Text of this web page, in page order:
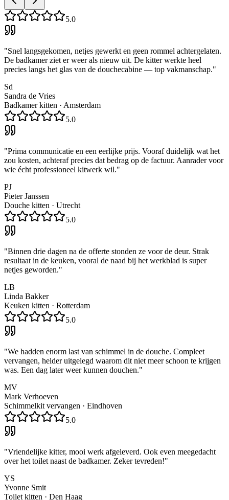
5.0
"Snel langsgekomen, netjes gewerkt en geen rommel achtergelaten.
De badkamer ziet er weer als nieuw uit. De kitter werkte heel
precies langs het glas van de douchecabine — top vakmanschap."
Sd
Sandra de Vries
Badkamer kitten · Amsterdam
5.0
"Prima communicatie en een eerlijke prijs. Vooraf duidelijk wat het
zou kosten, achteraf precies dat bedrag op de factuur. Aanrader voor
wie écht professioneel kitwerk wil."
PJ
Pieter Janssen
Douche kitten · Utrecht
5.0
"Binnen drie dagen na de offerte stonden ze voor de deur. Strak
resultaat in de keuken, vooral de naad bij het werkblad is super
netjes geworden."
LB
Linda Bakker
Keuken kitten · Rotterdam
5.0
"We hadden enorm last van schimmel in de douche. Compleet
vervangen, helder uitgelegd waarom dit niet meer schoon te krijgen
was. Een dag later weer kunnen douchen."
MV
Mark Verhoeven
Schimmelkit vervangen · Eindhoven
5.0
"Vriendelijke kitter, mooi werk afgeleverd. Ook even meegedacht
over het toilet naast de badkamer. Zeker tevreden!"
YS
Yvonne Smit
Toilet kitten · Den Haag